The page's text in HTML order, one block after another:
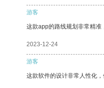
游客
这款app的路线规划非常精准
2023-12-24
游客
这款软件的设计非常人性化，